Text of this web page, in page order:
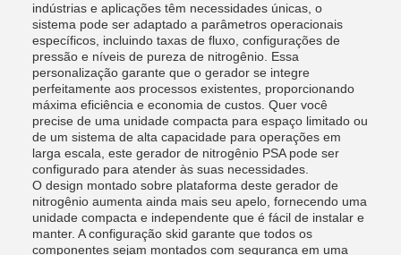
indústrias e aplicações têm necessidades únicas, o
sistema pode ser adaptado a parâmetros operacionais
específicos, incluindo taxas de fluxo, configurações de
pressão e níveis de pureza de nitrogênio. Essa
personalização garante que o gerador se integre
perfeitamente aos processos existentes, proporcionando
máxima eficiência e economia de custos. Quer você
precise de uma unidade compacta para espaço limitado ou
de um sistema de alta capacidade para operações em
larga escala, este gerador de nitrogênio PSA pode ser
configurado para atender às suas necessidades.
O design montado sobre plataforma deste gerador de
nitrogênio aumenta ainda mais seu apelo, fornecendo uma
unidade compacta e independente que é fácil de instalar e
manter. A configuração skid garante que todos os
componentes sejam montados com segurança em uma